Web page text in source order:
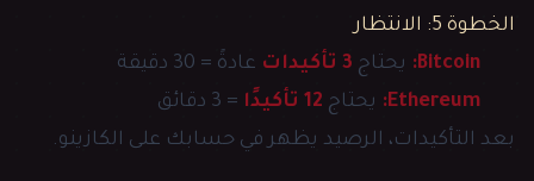
الخطوة 5: الانتظار
Bitcoin: يحتاج 3 تأكيدات
عادةً = 30 دقيقة
Ethereum: يحتاج 12 تأكيدًا
= 3 دقائق
بعد التأكيدات، الرصيد يظهر في حسابك على الكازينو.